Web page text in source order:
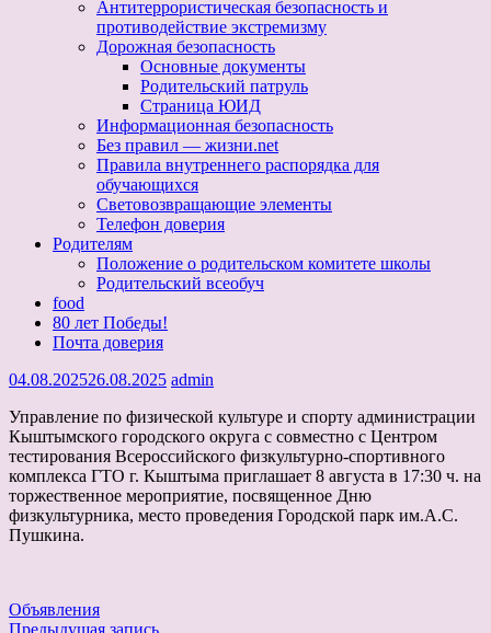
Антитеррористическая безопасность и
противодействие экстремизму
Дорожная безопасность
Основные документы
Родительский патруль
Страница ЮИД
Информационная безопасность
Без правил — жизни.net
Правила внутреннего распорядка для
обучающихся
Световозвращающие элементы
Телефон доверия
Родителям
Положение о родительском комитете школы
Родительский всеобуч
food
80 лет Победы!
Почта доверия
04.08.202526.08.2025 admin
Управление по физической культуре и спорту администрации
Кыштымского городского округа с совместно с Центром
тестирования Всероссийского физкультурно-спортивного
комплекса ГТО г. Кыштыма приглашает 8 августа в 17:30 ч. на
торжественное мероприятие, посвященное Дню
физкультурника, место проведения Городской парк им.А.С.
Пушкина.
Объявления
Предыдущая запись